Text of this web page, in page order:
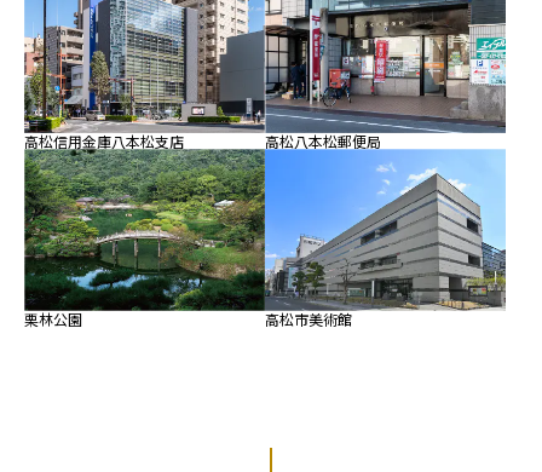
高松信用金庫八本松支店 高松八本松郵便局
栗林公園 高松市美術館